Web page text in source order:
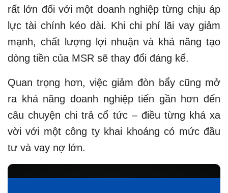
rất lớn đối với một doanh nghiệp từng chịu áp
lực tài chính kéo dài. Khi chi phí lãi vay giảm
mạnh, chất lượng lợi nhuận và khả năng tạo
dòng tiền của MSR sẽ thay đổi đáng kể.
Quan trọng hơn, việc giảm đòn bẩy cũng mở
ra khả năng doanh nghiệp tiến gần hơn đến
câu chuyện chi trả cổ tức – điều từng khá xa
vời với một công ty khai khoáng có mức đầu
tư và vay nợ lớn.